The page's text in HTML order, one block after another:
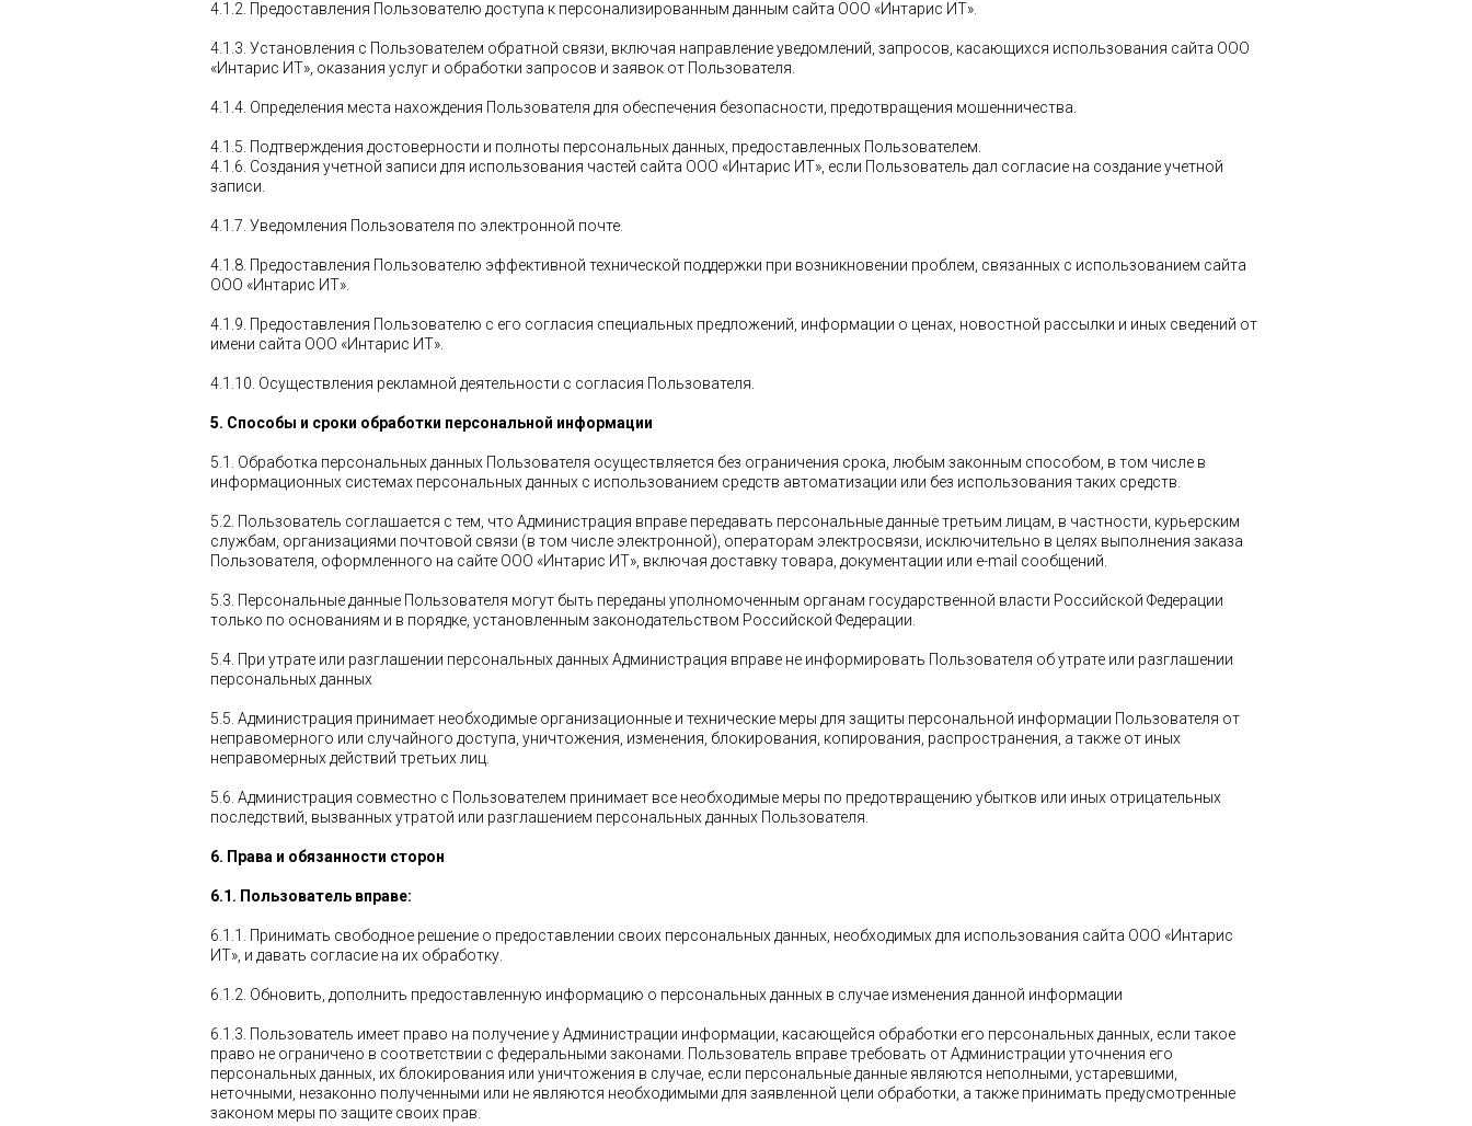
4.1.2. Предоставления Пользователю доступа к персонализированным данным сайта ООО «Интарис ИТ».
4.1.3. Установления с Пользователем обратной связи, включая направление уведомлений, запросов, касающихся использования сайта ООО
«Интарис ИТ», оказания услуг и обработки запросов и заявок от Пользователя.
4.1.4. Определения места нахождения Пользователя для обеспечения безопасности, предотвращения мошенничества.
4.1.5. Подтверждения достоверности и полноты персональных данных, предоставленных Пользователем.
4.1.6. Создания учетной записи для использования частей сайта ООО «Интарис ИТ», если Пользователь дал согласие на создание учетной
записи.
4.1.7. Уведомления Пользователя по электронной почте.
4.1.8. Предоставления Пользователю эффективной технической поддержки при возникновении проблем, связанных с использованием сайта
ООО «Интарис ИТ».
4.1.9. Предоставления Пользователю с его согласия специальных предложений, информации о ценах, новостной рассылки и иных сведений от
имени сайта ООО «Интарис ИТ».
4.1.10. Осуществления рекламной деятельности с согласия Пользователя.
5. Способы и сроки обработки персональной информации
5.1. Обработка персональных данных Пользователя осуществляется без ограничения срока, любым законным способом, в том числе в
информационных системах персональных данных с использованием средств автоматизации или без использования таких средств.
5.2. Пользователь соглашается с тем, что Администрация вправе передавать персональные данные третьим лицам, в частности, курьерским
службам, организациями почтовой связи (в том числе электронной), операторам электросвязи, исключительно в целях выполнения заказа
Пользователя, оформленного на сайте ООО «Интарис ИТ», включая доставку товара, документации или e-mail сообщений.
5.3. Персональные данные Пользователя могут быть переданы уполномоченным органам государственной власти Российской Федерации
только по основаниям и в порядке, установленным законодательством Российской Федерации.
5.4. При утрате или разглашении персональных данных Администрация вправе не информировать Пользователя об утрате или разглашении
персональных данных
5.5. Администрация принимает необходимые организационные и технические меры для защиты персональной информации Пользователя от
неправомерного или случайного доступа, уничтожения, изменения, блокирования, копирования, распространения, а также от иных
неправомерных действий третьих лиц.
5.6. Администрация совместно с Пользователем принимает все необходимые меры по предотвращению убытков или иных отрицательных
последствий, вызванных утратой или разглашением персональных данных Пользователя.
6. Права и обязанности сторон
6.1. Пользователь вправе:
6.1.1. Принимать свободное решение о предоставлении своих персональных данных, необходимых для использования сайта ООО «Интарис
ИТ», и давать согласие на их обработку.
6.1.2. Обновить, дополнить предоставленную информацию о персональных данных в случае изменения данной информации
6.1.3. Пользователь имеет право на получение у Администрации информации, касающейся обработки его персональных данных, если такое
право не ограничено в соответствии с федеральными законами. Пользователь вправе требовать от Администрации уточнения его
персональных данных, их блокирования или уничтожения в случае, если персональные данные являются неполными, устаревшими,
неточными, незаконно полученными или не являются необходимыми для заявленной цели обработки, а также принимать предусмотренные
законом меры по защите своих прав.